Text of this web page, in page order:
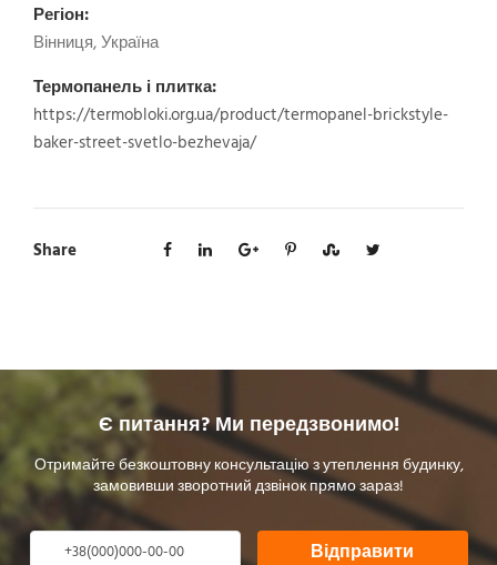
Регіон:
Вінниця, Україна
Термопанель і плитка:
https://termobloki.org.ua/product/termopanel-brickstyle-
baker-street-svetlo-bezhevaja/
Share
Є питання? Ми передзвонимо!
Отримайте безкоштовну консультацію з утеплення будинку,
замовивши зворотний дзвінок прямо зараз!
Відправити